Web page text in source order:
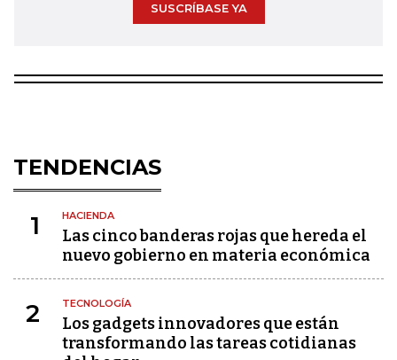
SUSCRÍBASE YA
TENDENCIAS
1 HACIENDA
Las cinco banderas rojas que hereda el
nuevo gobierno en materia económica
2 TECNOLOGÍA
Los gadgets innovadores que están
transformando las tareas cotidianas